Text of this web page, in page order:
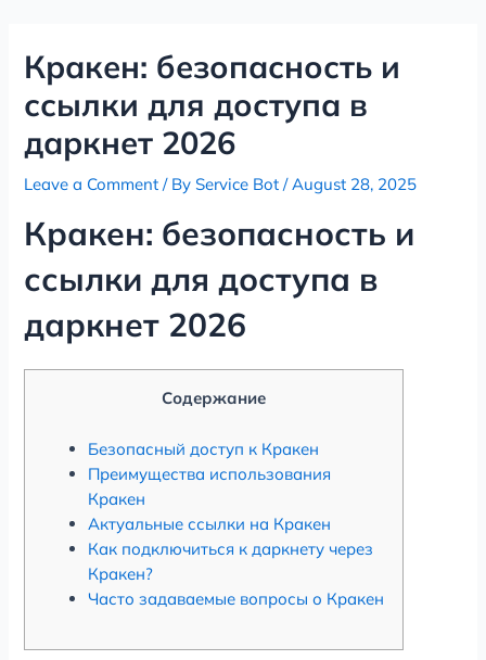
contentКракен: безопасность и
ссылки для доступа в
даркнет 2026
Leave a Comment / ByService Bot/August 28, 2025
Кракен: безопасность и
ссылки для доступа в
даркнет 2026
Содержание
Безопасный доступ к Кракен
Преимущества использования
Кракен
Актуальные ссылки на Кракен
Как подключиться к даркнету через
Кракен?
Часто задаваемые вопросы о Кракен